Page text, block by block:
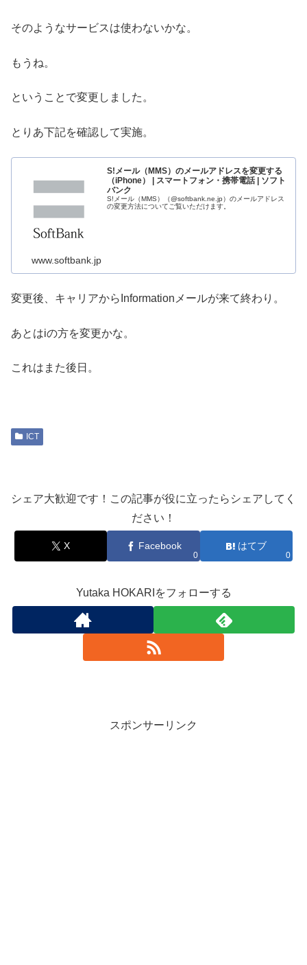
そのようなサービスは使わないかな。
もうね。
ということで変更しました。
とりあ下記を確認して実施。
S!メール（MMS）のメールアドレスを変更する
（iPhone） | スマートフォン・携帯電話 | ソフト
バンク
S!メール（MMS）（@softbank.ne.jp）のメールアドレス
の変更方法についてご覧いただけます。
www.softbank.jp
変更後、キャリアからInformationメールが来て終わり。
あとはiの方を変更かな。
これはまた後日。
ICT
シェア大歓迎です！この記事が役に立ったらシェアしてく
ださい！
X Facebook
0
はてブ
0
Yutaka HOKARIをフォローする
スポンサーリンク